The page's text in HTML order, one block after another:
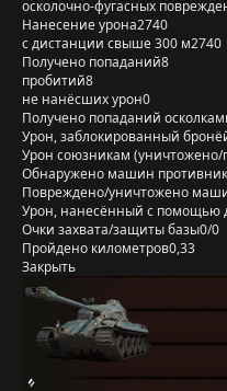
осколочно-фугасных
Нанесение урона2740
с дистанции свыше 300 м2740
Получено попаданий8
пробитий8
не нанёсших урон0
Получено попаданий
Урон, заблокированный
Урон союзникам
Обнаружено машин
Повреждено/уничтожено
Урон, нанесённый с помощью
Очки захвата/защиты базы0/0
Пройдено километров0,33
Закрыть